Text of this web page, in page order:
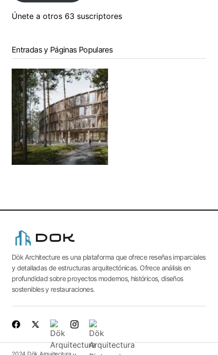
Únete a otros 63 suscriptores
Entradas y Páginas Populares
Dök Architecture es una plataforma que ofrece reseñas imparciales
y detalladas de estructuras arquitectónicas. Ofrece análisis en
profundidad sobre proyectos modernos, históricos, diseños
sostenibles y restauraciones.